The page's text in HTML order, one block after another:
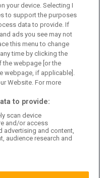
your device. Selecting I
to support the purposes
data to provide. If
ads you see may not
this menu to change
time by clicking the
the webpage [or the
webpage, if applicable].
Website. For more
to provide:
scan device
and/or access
advertising and content,
audience research and